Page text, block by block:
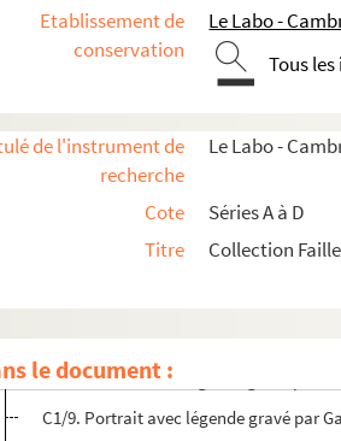
Etablissement de
conservation
Le Labo -
Tous
de l'instrument de
recherche
Le Labo -
Cote
Séries A à D
Titre
Collection Faille
le document :
Série C. Portraits gravés de Fénelon
C1. Portraits gravés de face
C1/1. Portrait de Fénelon gravé par J.
C1/2. Portrait de Fénelon gravé par
C1/6. Portrait gravé par Geoffroy
C1/7. Portrait gravé par Hopwood
C1/8. Portrait sans légende gravé par
C1/9. Portrait avec légende gravé par